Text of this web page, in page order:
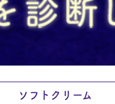
ソフトクリーム